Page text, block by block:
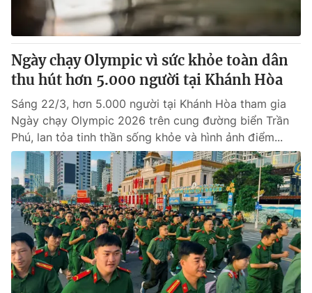
VTV4 Vươn mình bằng AI
VTV9 VTV8
Liên hệ tòa soạn English
THỜI BÁO VTV
Theo dõi báo trên
Cơ quan chủ quản:Đài Truyền hình Việt Nam
Cơ quan báo chí:
Thời báo VTV
Ngày chạy Olympic vì sức khỏe toàn dân
thu hút hơn 5.000 người tại Khánh Hòa
Sáng 22/3, hơn 5.000 người tại Khánh Hòa tham gia
Ngày chạy Olympic 2026 trên cung đường biển Trần
Phú, lan tỏa tinh thần sống khỏe và hình ảnh điểm...